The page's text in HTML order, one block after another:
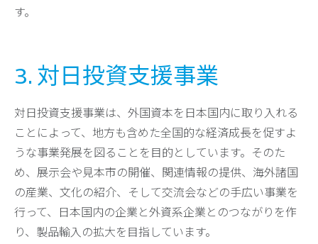
す。
3. 対日投資支援事業
対日投資支援事業は、外国資本を日本国内に取り入れる
ことによって、地方も含めた全国的な経済成長を促すよ
うな事業発展を図ることを目的としています。そのた
め、展示会や見本市の開催、関連情報の提供、海外諸国
の産業、文化の紹介、そして交流会などの手広い事業を
行って、日本国内の企業と外資系企業とのつながりを作
り、製品輸入の拡大を目指しています。